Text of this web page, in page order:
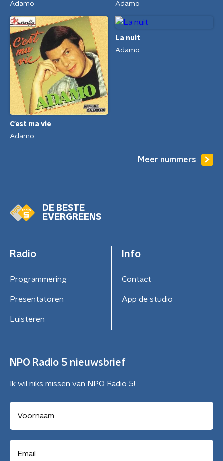
Adamo
Adamo
C'est ma vie
Adamo
La nuit
Adamo
Meer nummers
DE BESTE
EVERGREENS
Radio
Programmering
Presentatoren
Luisteren
Info
Contact
App de studio
NPO Radio 5 nieuwsbrief
Ik wil niks missen van NPO Radio 5!